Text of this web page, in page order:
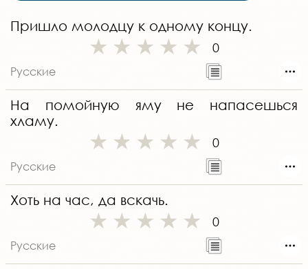
Пришло молодцу к одному концу.
0
Русские
На помойную яму не напасешься
хламу.
0
Русские
Хоть на час, да вскачь.
0
Русские